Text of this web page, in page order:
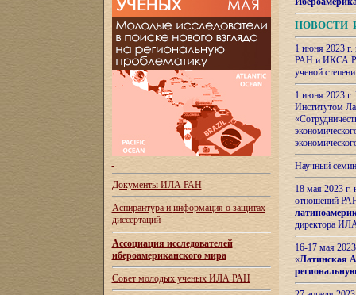
Документы ИЛА РАН
Аспирантура и информация о защитах
диссертаций
Ассоциация исследователей
ибероамериканского мира
Совет молодых ученых ИЛА РАН
НОВОСТИ
1 июня 2023
РАН и ИКСА
ученой
1 июня 2023
Институтом
Научный
18 мая 2023
отношений
директора
16-17 мая
«Латинская